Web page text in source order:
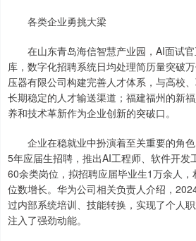
各类企业勇挑大梁
在山东青岛海信智慧产业园，AI面试官
库，数字化招聘系统日均处理简历量突破
压器有限公司构建完善人才体系，与高校
长期稳定的人才输送渠道；福建福州的新
养和技术革新作为企业创新的突破口。
企业在稳就业中扮演着至关重要的角色
5年应届生招聘，推出AI工程师、软件开发
60余类岗位，拟招聘应届毕业生1万余人
位数增长。华为公司相关负责人介绍，
过内部系统培训、技能转换，实现了个人
注入了强劲动能。